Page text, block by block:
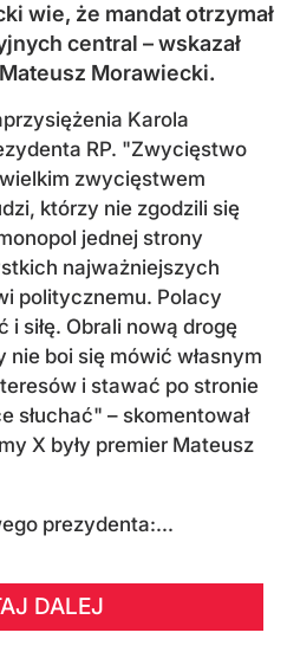
wie, że mandat otrzymał
central – wskazał
Morawiecki.
Karola
RP. "Zwycięstwo
zwycięstwem
którzy nie zgodzili się
jednej strony
najważniejszych
politycznemu. Polacy
siłę. Obrali nową drogę
boi się mówić własnym
i stawać po stronie
słuchać" – skomentował
X były premier Mateusz
prezydenta:...
DALEJ